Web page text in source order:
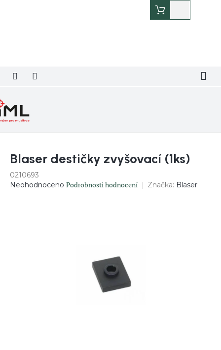
košík
Blaser destičky zvyšovací (1ks)
0210693
Průměrné
Neohodnoceno Podrobnosti hodnocení Značka: Blaser